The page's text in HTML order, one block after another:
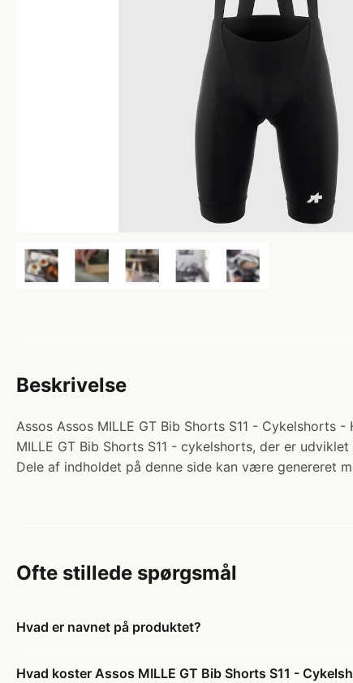
Beskrivelse
Assos Assos MILLE GT Bib Shorts S11 -
MILLE GT Bib Shorts S11 - cykelshorts, der er
Dele af indholdet på denne side kan være genereret
Ofte stillede spørgsmål
Hvad er navnet på produktet?
Hvad koster Assos MILLE GT Bib Shorts S11 -